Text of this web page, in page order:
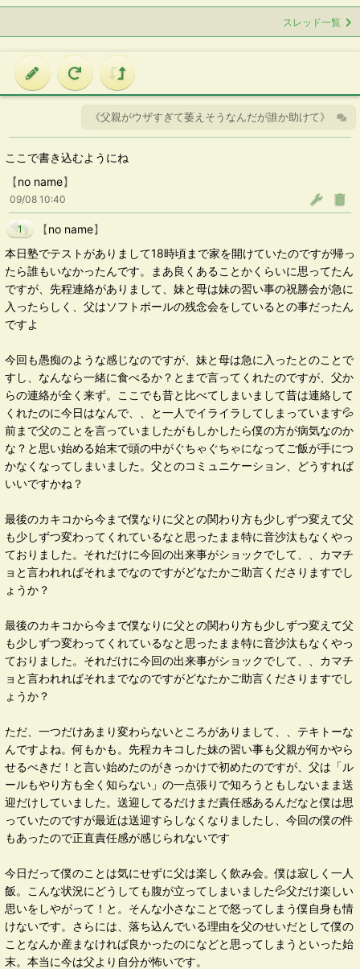
スレッド一覧
《父親がウザすぎて萎えそうなんだが誰か助けて》
ここで書き込むようにね
【no name】
09/08 10:40
1 【no name】
本日塾でテストがありまして18時頃まで家を開けていたのですが帰っ
たら誰もいなかったんです。まあ良くあることかくらいに思ってたん
ですが、先程連絡がありまして、妹と母は妹の習い事の祝勝会が急に
入ったらしく、父はソフトボールの残念会をしているとの事だったん
ですよ
今回も愚痴のような感じなのですが、妹と母は急に入ったとのことで
すし、なんなら一緒に食べるか？とまで言ってくれたのですが、父か
らの連絡が全く来ず。ここでも昔と比べてしまいまして昔は連絡して
くれたのに今日はなんで、、と一人でイライラしてしまっています💦
前まで父のことを言っていましたがもしかしたら僕の方が病気なのか
な？と思い始める始末で頭の中がぐちゃぐちゃになってご飯が手につ
かなくなってしまいました。父とのコミュニケーション、どうすれば
いいですかね？
最後のカキコから今まで僕なりに父との関わり方も少しずつ変えて父
も少しずつ変わってくれているなと思ったまま特に音沙汰もなくやっ
ておりました。それだけに今回の出来事がショックでして、、カマチ
ョと言われればそれまでなのですがどなたかご助言くださりますでし
ょうか？
最後のカキコから今まで僕なりに父との関わり方も少しずつ変えて父
も少しずつ変わってくれているなと思ったまま特に音沙汰もなくやっ
ておりました。それだけに今回の出来事がショックでして、、カマチ
ョと言われればそれまでなのですがどなたかご助言くださりますでし
ょうか？
ただ、一つだけあまり変わらないところがありまして、、テキトーな
んですよね。何もかも。先程カキコした妹の習い事も父親が何かやら
せるべきだ！と言い始めたのがきっかけで初めたのですが、父は「ル
ールもやり方も全く知らない」の一点張りで知ろうともしないまま送
迎だけしていました。送迎してるだけまだ責任感あるんだなと僕は思
っていたのですが最近は送迎すらしなくなりましたし、今回の僕の件
もあったので正直責任感が感じられないです
今日だって僕のことは気にせずに父は楽しく飲み会。僕は寂しく一人
飯。こんな状況にどうしても腹が立ってしまいました💦父だけ楽しい
思いをしやがって！と。そんな小さなことで怒ってしまう僕自身も情
けないです。さらには、落ち込んでいる理由を父のせいだとして僕の
ことなんか産まなければ良かったのになどと思ってしまうといった始
末。本当に今は父より自分が怖いです。